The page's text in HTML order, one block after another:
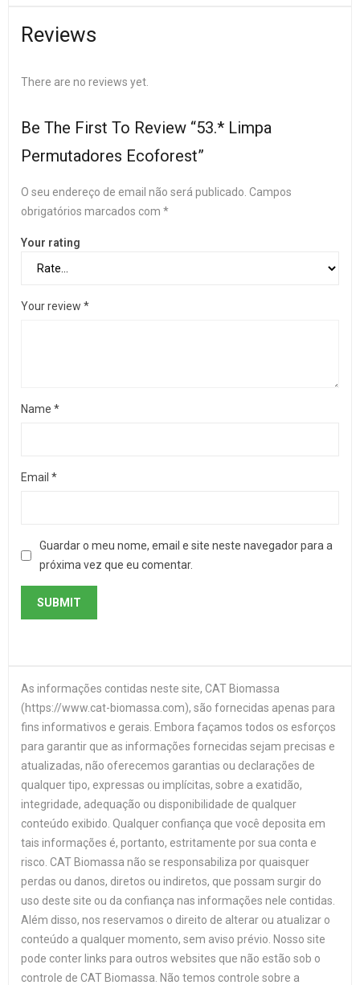
Reviews
There are no reviews yet.
Be The First To Review “53.* Limpa
Permutadores Ecoforest”
O seu endereço de email não será publicado. Campos
obrigatórios marcados com *
Your rating
Your review *
Name *
Email *
Guardar o meu nome, email e site neste navegador para a
próxima vez que eu comentar.
As informações contidas neste site, CAT Biomassa
(https://www.cat-biomassa.com), são fornecidas apenas para
fins informativos e gerais. Embora façamos todos os esforços
para garantir que as informações fornecidas sejam precisas e
atualizadas, não oferecemos garantias ou declarações de
qualquer tipo, expressas ou implícitas, sobre a exatidão,
integridade, adequação ou disponibilidade de qualquer
conteúdo exibido. Qualquer confiança que você deposita em
tais informações é, portanto, estritamente por sua conta e
risco. CAT Biomassa não se responsabiliza por quaisquer
perdas ou danos, diretos ou indiretos, que possam surgir do
uso deste site ou da confiança nas informações nele contidas.
Além disso, nos reservamos o direito de alterar ou atualizar o
conteúdo a qualquer momento, sem aviso prévio. Nosso site
pode conter links para outros websites que não estão sob o
controle de CAT Biomassa. Não temos controle sobre a